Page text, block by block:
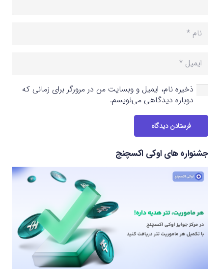
ذخیره نام، ایمیل و وبسایت من در مرورگر برای زمانی که
دوباره دیدگاهی می‌نویسم.
فرستادن دیدگاه
جشنواره های اوکی اکسچنج